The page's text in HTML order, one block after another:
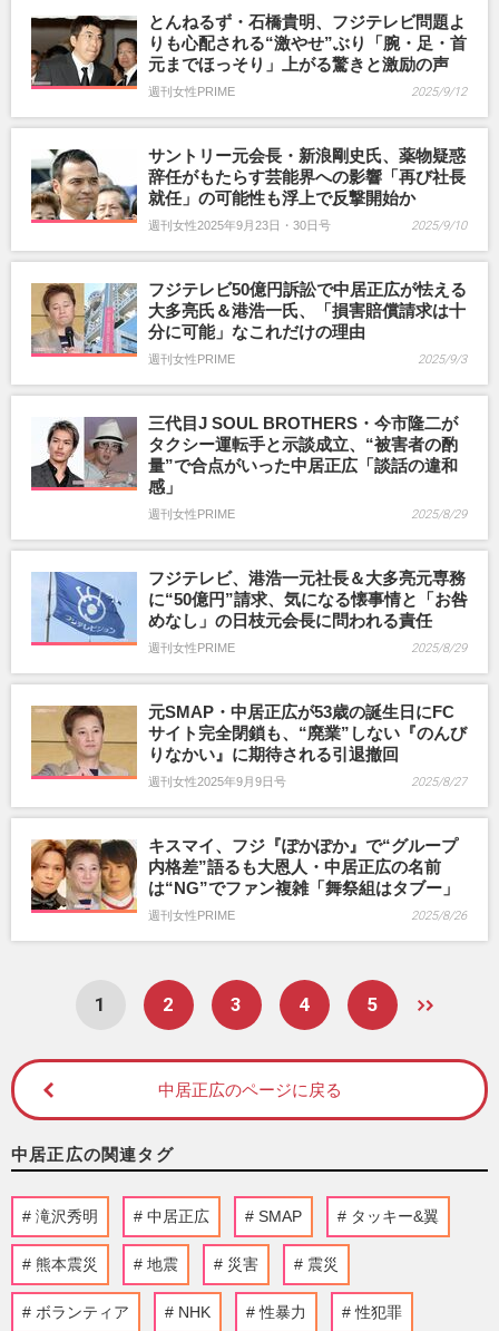
とんねるず・石橋貴明、フジテレビ問題よ
りも心配される“激やせ”ぶり「腕・足・首
元までほっそり」上がる驚きと激励の声
週刊女性PRIME 2025/9/12
サントリー元会長・新浪剛史氏、薬物疑惑
辞任がもたらす芸能界への影響「再び社長
就任」の可能性も浮上で反撃開始か
週刊女性2025年9月23日・30日号 2025/9/10
フジテレビ50億円訴訟で中居正広が怯える
大多亮氏＆港浩一氏、「損害賠償請求は十
分に可能」なこれだけの理由
週刊女性PRIME 2025/9/3
三代目J SOUL BROTHERS・今市隆二が
タクシー運転手と示談成立、“被害者の酌
量”で合点がいった中居正広「談話の違和
感」
週刊女性PRIME 2025/8/29
フジテレビ、港浩一元社長＆大多亮元専務
に“50億円”請求、気になる懐事情と「お咎
めなし」の日枝元会長に問われる責任
週刊女性PRIME 2025/8/29
元SMAP・中居正広が53歳の誕生日にFC
サイト完全閉鎖も、“廃業”しない『のんび
りなかい』に期待される引退撤回
週刊女性2025年9月9日号 2025/8/27
キスマイ、フジ『ぽかぽか』で“グループ
内格差”語るも大恩人・中居正広の名前
は“NG”でファン複雑「舞祭組はタブー」
週刊女性PRIME 2025/8/26
1 2 3 4 5
中居正広のページに戻る
中居正広の関連タグ
滝沢秀明 中居正広 SMAP タッキー&翼
熊本震災 地震 災害 震災
ボランティア NHK 性暴力 性犯罪